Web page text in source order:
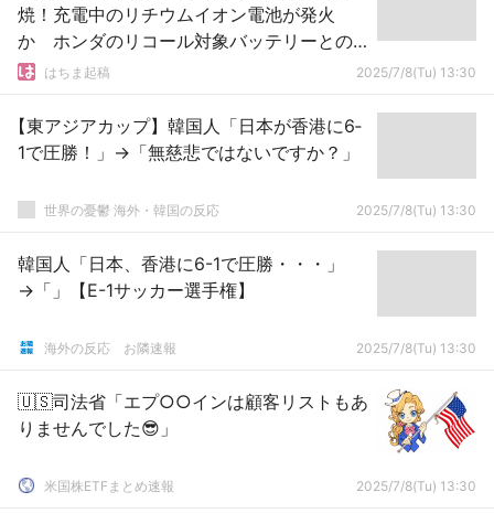
焼！充電中のリチウムイオン電池が発火
か ホンダのリコール対象バッテリーとの
情報もはちま起稿 2025/7/8(Tu) 13:30
【東アジアカップ】韓国人「日本が香港に6‐
1で圧勝！」→「無慈悲ではないですか？」
世界の憂鬱 海外・韓国の反応 2025/7/8(Tu) 13:30
韓国人「日本、香港に6-1で圧勝・・・」
→「」【E-1サッカー選手権】
海外の反応 お隣速報 2025/7/8(Tu) 13:30
🇺🇸司法省「エプ○○インは顧客リストもあ
りませんでした😎」
米国株ETFまとめ速報 2025/7/8(Tu) 13:30